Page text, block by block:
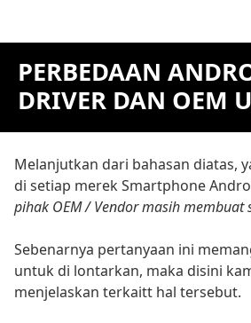
PERBEDAAN
DRIVER DAN OEM
Melanjutkan dari bahasan diatas,
di setiap merek Smartphone
pihak OEM / Vendor masih membuat
Sebenarnya pertanyaan ini
untuk di lontarkan, maka disini
menjelaskan terkaitt hal tersebut.